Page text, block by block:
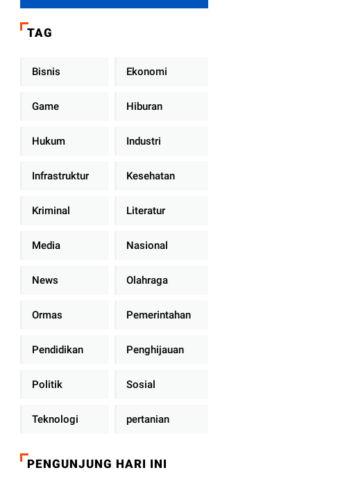
Asik Ngobrol
Dinas
TAG
Bisnis Ekonomi
Game Hiburan
Hukum Industri
Infrastruktur Kesehatan
Kriminal Literatur
Media Nasional
News Olahraga
Ormas Pemerintahan
Pendidikan Penghijauan
Politik Sosial
Teknologi pertanian
PENGUNJUNG HARI INI